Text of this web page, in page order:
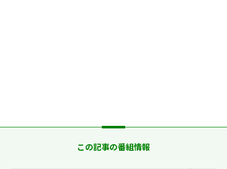
この記事の番組情報